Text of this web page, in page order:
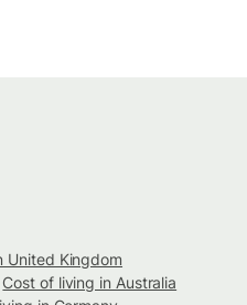
United Kingdom
Cost of living in Australia